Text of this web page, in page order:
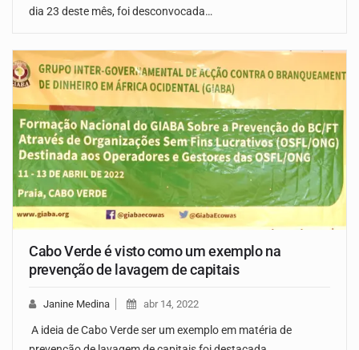
dia 23 deste mês, foi desconvocada…
Cabo Verde é visto como um exemplo na
prevenção de lavagem de capitais
Janine Medina abr 14, 2022
A ideia de Cabo Verde ser um exemplo em matéria de